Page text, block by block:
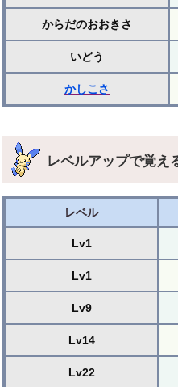
からだのおおきさ
いどう
かしこさ
レベルアップで覚え
レベル
Lv1
Lv1
Lv9
Lv14
Lv22